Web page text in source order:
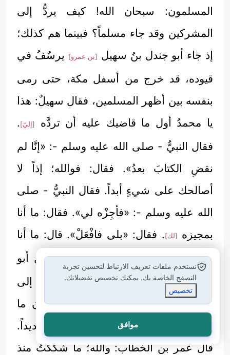
المسلمون: سبحان الله! كيف يردُّ إلى
المشركين وقد جاء مسلماً؟ فبينما هم كذلك؛
إذ جاء أبو جندل بنُ سهيل
[بن عمرو]
يرسُفُ في
قيوده، قد خرج من أسفل مكة، حتى رمى
بنفسه بين أظهر المسلمين، فقال سهيلٌ: هذا
يا محمدُ أول ما قاضيك عليه أن تردَّه
[إليّ] .
فقال النبيُّ - صلى الله عليه وسلم -: «إنَّا لم
نقضِ الكتابَ بعدُ». فقال: فوالله؛ إذاً لا
أصالحك على شيءٍ أبداً. فقال النبيُّ - صلى
الله عليه وسلم -: «فأجِزْه لي». فقال: ما أنا
بمجيزه
[لك] . فقال: «بلى فافْعَلْ». قال: ما أنا
بفاعل. قال مكرزٌ:
قد أجَزْناه. فقال أبو
جندل: يا معشر المسلمين! أردُّ إلى
المشركين وقد جئت مسلماً؟! ألا ترون ما
لقيت؟! وكان قد عذِّب في الله عذاباً شديداً.
قال عمر بن الخطاب: والله؛ ما شككتُ منذ
نستخدم ملفات تعريف الارتباط لتحسين تجربة
التصفح الخاصة بك. يمكنك تخصيص تفضيلاتك.
تخصيص
موافق